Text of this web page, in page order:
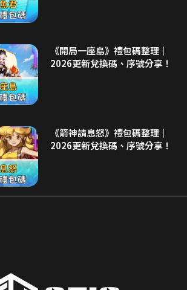
《開局一座島》禮包碼整理｜
2026更新兌換碼、序號分享！
《箭神請息怒》禮包碼整理｜
2026更新兌換碼、序號分享！